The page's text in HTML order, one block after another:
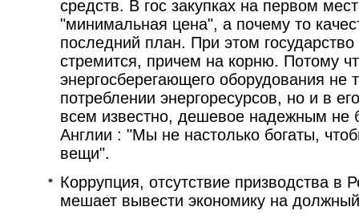
средств. В гос закупках на первом
"минимальная цена", а почему то
последний план. При этом
стремится, причем на корню. Потому
энергосберегающего оборудования не
потреблении энергоресурсов, но и в
всем известно, дешевое надежным не
Англии : "Мы не настолько богаты,
вещи".
Коррупция, отсутствие призводства в
мешает вывести экономику на